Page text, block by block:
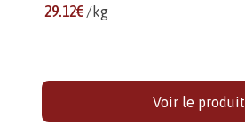
29.12€ /kg
Voir le produit